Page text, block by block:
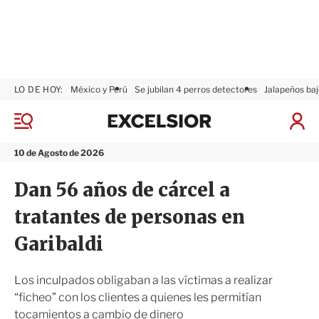
M
n
10 de Agosto de 2026
LO DE HOY: México y Perú Se jubilan 4 perros detectores Jalapeños
I
x
s
i
r
Dan 56 años de cárcel a
tratantes de personas en
Garibaldi
Los inculpados obligaban a las víctimas a realizar
“ficheo” con los clientes a quienes les permitían
tocamientos a cambio de dinero